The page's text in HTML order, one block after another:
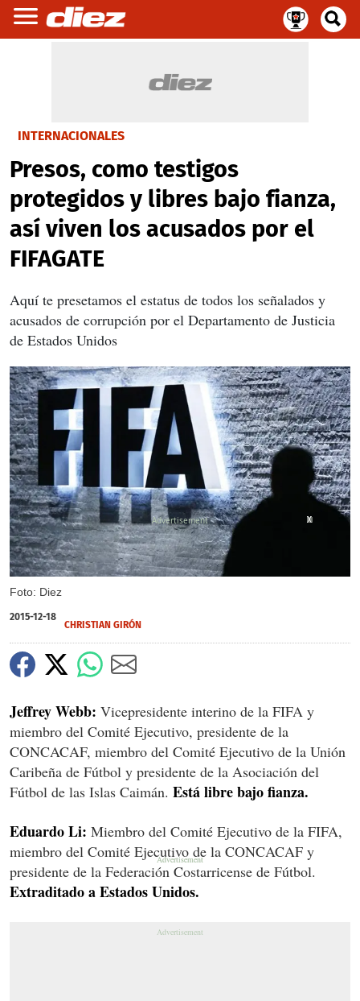
INTERNACIONALES
Presos, como testigos
protegidos y libres bajo fianza,
así viven los acusados por el
FIFAGATE
Aquí te presetamos el estatus de todos los señalados y
acusados de corrupción por el Departamento de Justicia
de Estados Unidos
Foto: Diez
X
X
X
2015-12-18
CHRISTIAN GIRÓN
Jeffrey Webb: Vicepresidente interino de la FIFA y
miembro del Comité Ejecutivo, presidente de la
CONCACAF, miembro del Comité Ejecutivo de la Unión
Caribeña de Fútbol y presidente de la Asociación del
Fútbol de las Islas Caimán. Está libre bajo fianza.
Eduardo Li: Miembro del Comité Ejecutivo de la FIFA,
miembro del Comité Ejecutivo de la CONCACAF y
presidente de la Federación Costarricense de Fútbol.
Extraditado a Estados Unidos.